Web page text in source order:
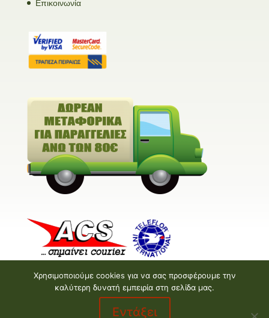
Επικοινωνία
Χρησιμοποιούμε cookies για να σας προσφέρουμε την
καλύτερη δυνατή εμπειρία στη σελίδα μας.
Εντάξει